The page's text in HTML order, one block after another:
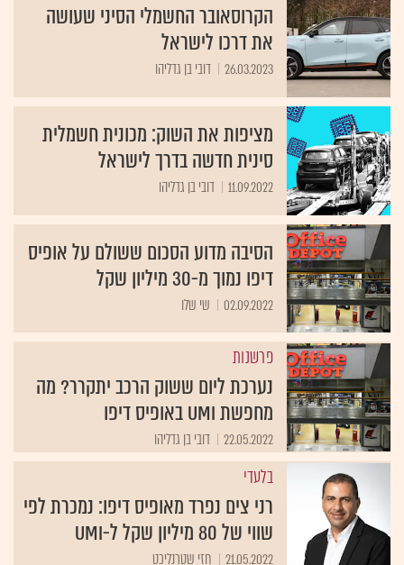
הקרוסאובר החשמלי הסיני שעושה
את דרכו לישראל
26.03.2023 דובי בן גדליהו
מציפות את השוק: מכונית חשמלית
סינית חדשה בדרך לישראל
11.09.2022 דובי בן גדליהו
הסיבה מדוע הסכום ששולם על אופיס
דיפו נמוך מ-30 מיליון שקל
02.09.2022 שי שלו
פרשנות
נערכת ליום ששוק הרכב יתקרר? מה
מחפשת UMI באופיס דיפו
22.05.2022 דובי בן גדליהו
בלעדי
רני צים נפרד מאופיס דיפו: נמכרת לפי
שווי של 80 מיליון שקל ל-UMI
21.05.2022 חזי שטרנליכט